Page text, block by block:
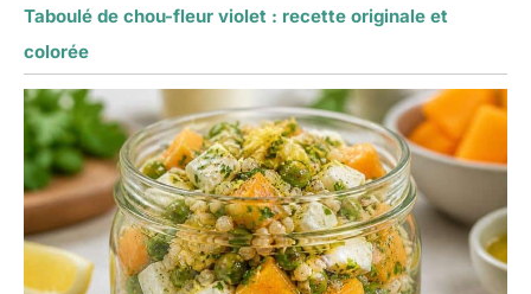
Taboulé de chou-fleur violet : recette originale et
colorée